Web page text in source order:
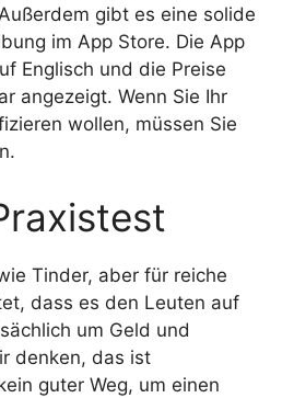
gibt es eine solide
im App Store. Die App
Englisch und die Preise
angezeigt. Wenn Sie Ihr
wollen, müssen Sie
Tinder, aber für reiche
dass es den Leuten auf
um Geld und
denken, das ist
guter Weg, um einen